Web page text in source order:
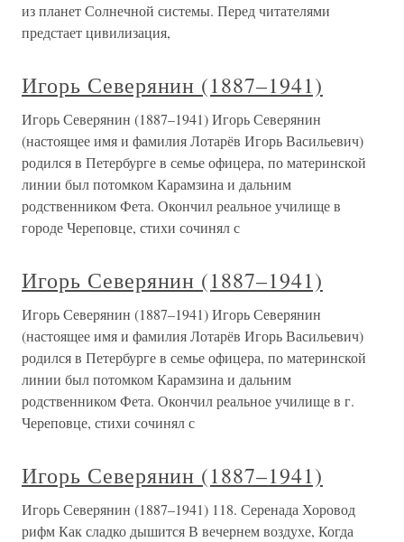
из планет Солнечной системы. Перед читателями
предстает цивилизация,
Игорь Северянин (1887–1941)
Игорь Северянин (1887–1941) Игорь Северянин
(настоящее имя и фамилия Лотарёв Игорь Васильевич)
родился в Петербурге в семье офицера, по материнской
линии был потомком Карамзина и дальним
родственником Фета. Окончил реальное училище в
городе Череповце, стихи сочинял с
Игорь Северянин (1887–1941)
Игорь Северянин (1887–1941) Игорь Северянин
(настоящее имя и фамилия Лотарёв Игорь Васильевич)
родился в Петербурге в семье офицера, по материнской
линии был потомком Карамзина и дальним
родственником Фета. Окончил реальное училище в г.
Череповце, стихи сочинял с
Игорь Северянин (1887–1941)
Игорь Северянин (1887–1941) 118. Серенада Хоровод
рифм Как сладко дышится В вечернем воздухе, Когда